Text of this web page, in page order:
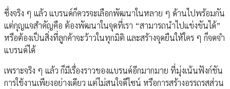
ซึ่งจริง ๆ แล้ว แบรนด์ก็ควรจะเลือกพัฒนาในหลาย ๆ ด้านไปพร้อมกัน
แต่กุญแจสำคัญคือ ต้องพัฒนาในจุดที่เรา “สามารถนำไปแข่งขันได้”
หรือต้องเป็นสิ่งที่ลูกค้าจะว้าวในทุกมิติ และสร้างจุดยืนให้ใคร ๆ ก็จดจำ
แบรนด์ได้
เพราะจริง ๆ แล้ว ก็มีเรื่องราวของแบรนด์อีกมากมาย ที่มุ่งเน้นฟังก์ชัน
การใช้งานเพียงอย่างเดียว แต่ไม่สนใจดีไซน์ หรือการสร้างอรรถรสส่วน